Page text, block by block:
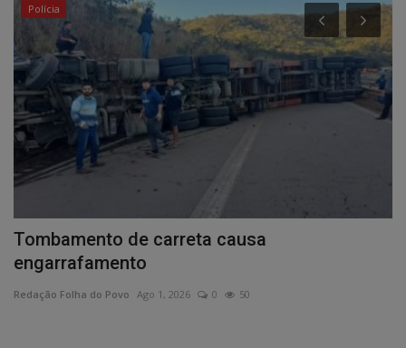
Polícia
Tombamento de carreta causa
engarrafamento
Redação Folha do Povo Ago 1, 2026 0 50